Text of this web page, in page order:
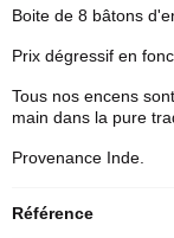
Boite de 8 bâtons
Prix dégressif en
Tous nos encens
main dans la pure
Provenance Inde.
Référence